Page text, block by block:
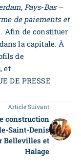
Pays-Bas–
de paiements et
Afin de constituer
la capitale. À
de
et
DE PRESSE
Article Suivant
construction
Saint-Denis
Bellevilles et
Halage